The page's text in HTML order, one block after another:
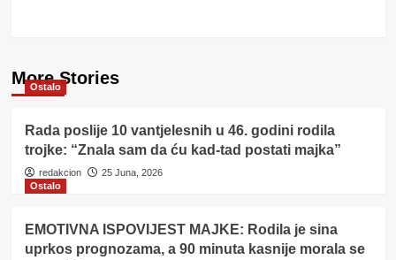
More Stories
Ostalo
Rada poslije 10 vantjelesnih u 46. godini rodila
trojke: “Znala sam da ću kad-tad postati majka”
redakcion
25 Juna, 2026
Ostalo
EMOTIVNA ISPOVIJEST MAJKE: Rodila je sina
uprkos prognozama, a 90 minuta kasnije morala se